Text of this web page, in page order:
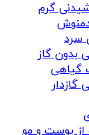
گرم
سرد
بدون گاز
گیاهی
گازدار
از پوست و مو